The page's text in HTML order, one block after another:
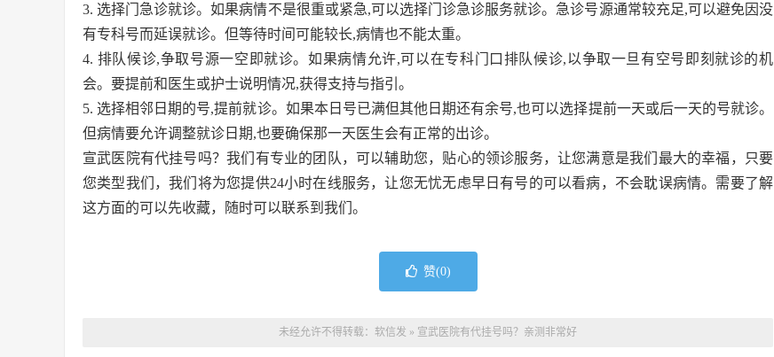
3. 选择门急诊就诊。如果病情不是很重或紧急,可以选择门诊急诊服务就诊。急诊号源通常较充足,可以避免因没
有专科号而延误就诊。但等待时间可能较长,病情也不能太重。
4. 排队候诊,争取号源一空即就诊。如果病情允许,可以在专科门口排队候诊,以争取一旦有空号即刻就诊的机
会。要提前和医生或护士说明情况,获得支持与指引。
5. 选择相邻日期的号,提前就诊。如果本日号已满但其他日期还有余号,也可以选择提前一天或后一天的号就诊。
但病情要允许调整就诊日期,也要确保那一天医生会有正常的出诊。
宣武医院有代挂号吗？我们有专业的团队，可以辅助您，贴心的领诊服务，让您满意是我们最大的幸福，只要
您类型我们，我们将为您提供24小时在线服务，让您无忧无虑早日有号的可以看病，不会耽误病情。需要了解
这方面的可以先收藏，随时可以联系到我们。
赞(0)
未经允许不得转载： 软信发 » 宣武医院有代挂号吗？亲测非常好